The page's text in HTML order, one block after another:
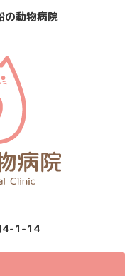
の動物病院
4-1-14